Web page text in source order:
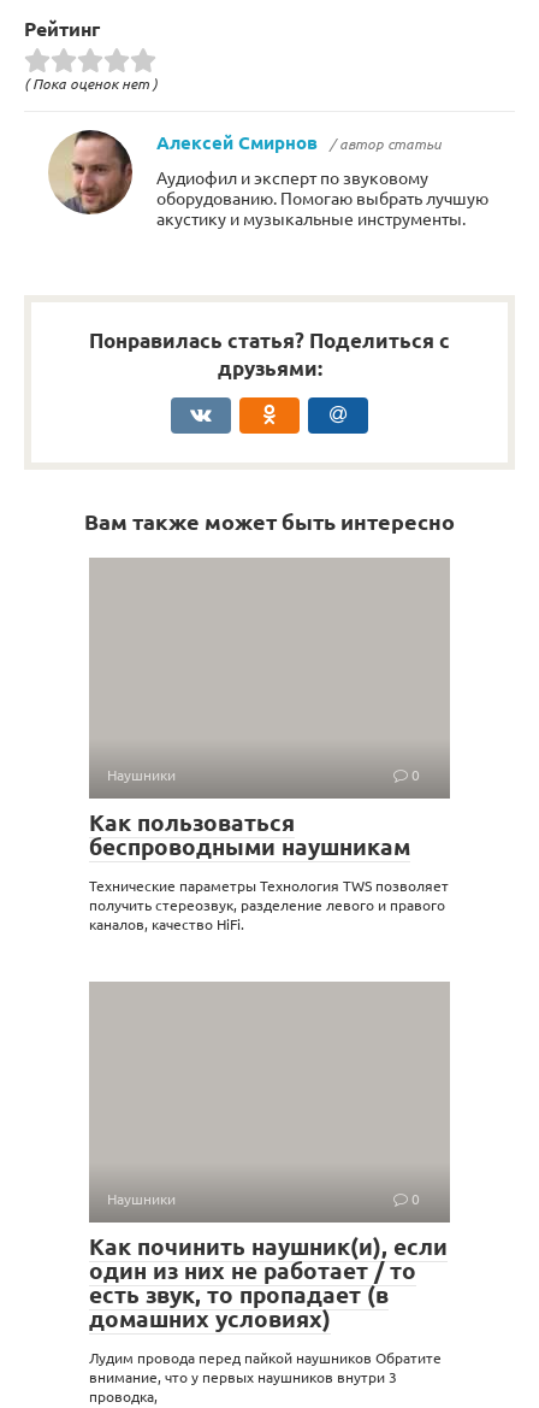
Рейтинг
( Пока оценок нет )
Алексей Смирнов / автор статьи
Аудиофил и эксперт по звуковому
оборудованию. Помогаю выбрать лучшую
акустику и музыкальные инструменты.
Понравилась статья? Поделиться с
друзьями:
Вам также может быть интересно
Наушники 0
Как пользоваться
беспроводными наушникам
Технические параметры Технология TWS позволяет
получить стереозвук, разделение левого и правого
каналов, качество HiFi.
Наушники 0
Как починить наушник(и), если
один из них не работает / то
есть звук, то пропадает (в
домашних условиях)
Лудим провода перед пайкой наушников Обратите
внимание, что у первых наушников внутри 3
проводка,